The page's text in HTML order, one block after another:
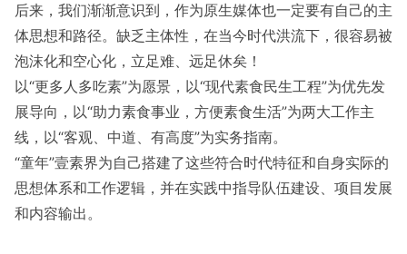
后来，我们渐渐意识到，作为原生媒体也一定要有自己的主
体思想和路径。缺乏主体性，在当今时代洪流下，很容易被
泡沫化和空心化，立足难、远足休矣！
以“更多人多吃素”为愿景，以“现代素食民生工程”为优先发
展导向，以“助力素食事业，方便素食生活”为两大工作主
线，以“客观、中道、有高度”为实务指南。
“童年”壹素界为自己搭建了这些符合时代特征和自身实际的
思想体系和工作逻辑，并在实践中指导队伍建设、项目发展
和内容输出。